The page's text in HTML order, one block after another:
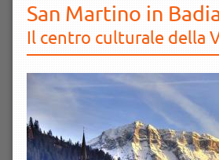
San Martino in
Il centro culturale della